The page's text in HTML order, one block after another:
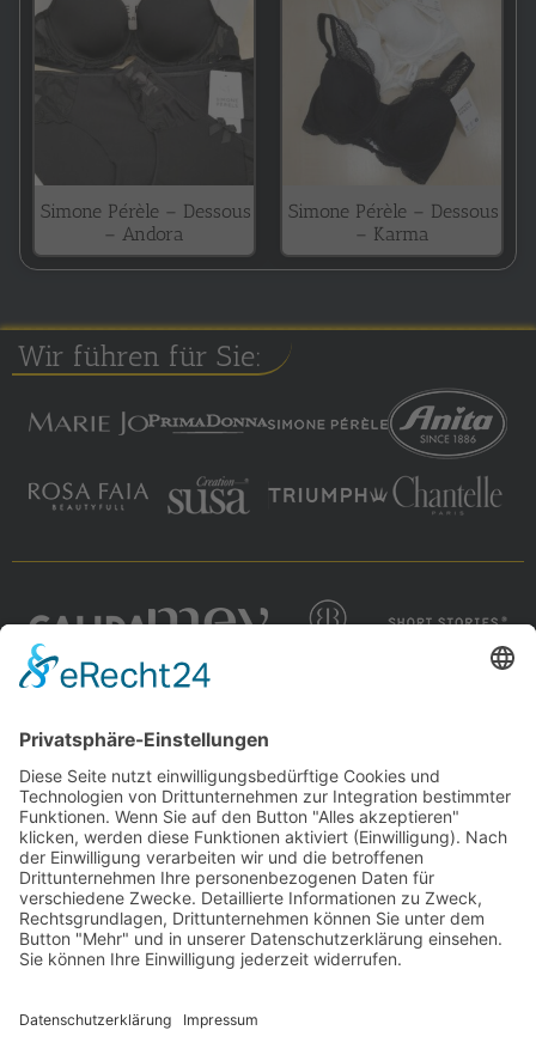
Simone Pérèle – Dessous
– Andora
Simone Pérèle – Dessous
– Karma
Wir führen für Sie: